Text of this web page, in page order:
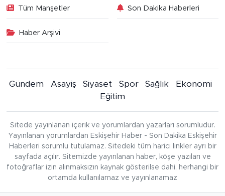
Tüm Manşetler Son Dakika Haberleri
Haber Arşivi
Gündem Asayiş Siyaset Spor Sağlık
Ekonomi
Eğitim
Sitede yayınlanan içerik ve yorumlardan yazarları sorumludur.
Yayınlanan yorumlardan Eskişehir Haber - Son Dakika Eskişehir
Haberleri sorumlu tutulamaz. Sitedeki tüm harici linkler ayrı bir
sayfada açılır. Sitemizde yayınlanan haber, köşe yazıları ve
fotoğraflar izin alınmaksızın kaynak gösterilse dahi, herhangi bir
ortamda kullanılamaz ve yayınlanamaz